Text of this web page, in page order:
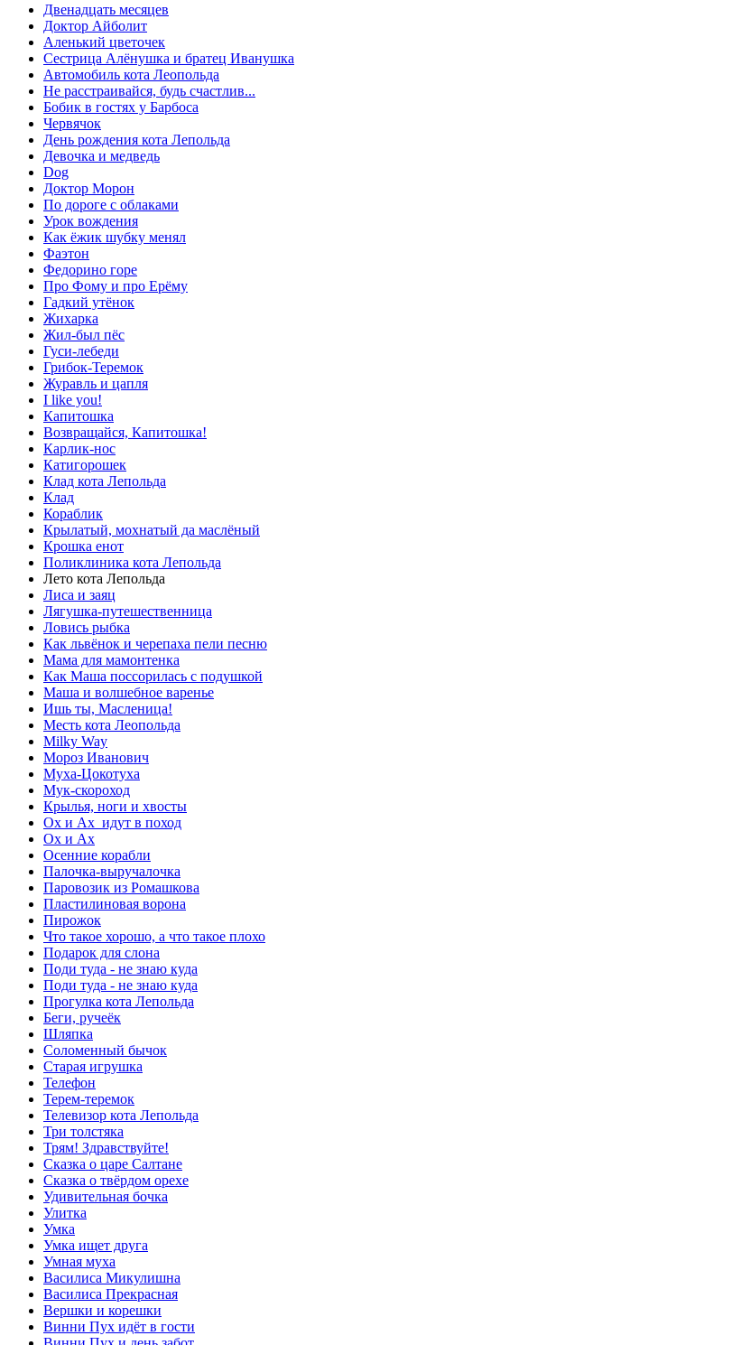
Двенадцать месяцев
Доктор Айболит
Аленький цветочек
Сестрица Алёнушка и братец Иванушка
Автомобиль кота Леопольда
Не расстраивайся, будь счастлив...
Бобик в гостях у Барбоса
Червячок
День рождения кота Лепольда
Девочка и медведь
Dog
Доктор Морон
По дороге с облаками
Урок вождения
Как ёжик шубку менял
Фаэтон
Федорино горе
Про Фому и про Ерёму
Гадкий утёнок
Жихарка
Жил-был пёс
Гуси-лебеди
Грибок-Теремок
Журавль и цапля
I like you!
Капитошка
Возвращайся, Капитошка!
Карлик-нос
Катигорошек
Клад кота Лепольда
Клад
Кораблик
Крылатый, мохнатый да маслёный
Крошка енот
Поликлиника кота Лепольда
Лето кота Лепольда
Лиса и заяц
Лягушка-путешественница
Ловись рыбка
Как львёнок и черепаха пели песню
Мама для мамонтенка
Как Маша поссорилась с подушкой
Маша и волшебное варенье
Ишь ты, Масленица!
Месть кота Леопольда
Milky Way
Мороз Иванович
Муха-Цокотуха
Мук-скороход
Крылья, ноги и хвосты
Ох и Ах идут в поход
Ох и Ах
Осенние корабли
Палочка-выручалочка
Паровозик из Ромашкова
Пластилиновая ворона
Пирожок
Что такое хорошо, а что такое плохо
Подарок для слона
Поди туда - не знаю куда
Поди туда - не знаю куда
Прогулка кота Лепольда
Беги, ручеёк
Шляпка
Соломенный бычок
Старая игрушка
Телефон
Терем-теремок
Телевизор кота Лепольда
Три толстяка
Трям! Здравствуйте!
Сказка о царе Салтане
Сказка о твёрдом орехе
Удивительная бочка
Улитка
Умка
Умка ищет друга
Умная муха
Василиса Микулишна
Василиса Прекрасная
Вершки и корешки
Винни Пух идёт в гости